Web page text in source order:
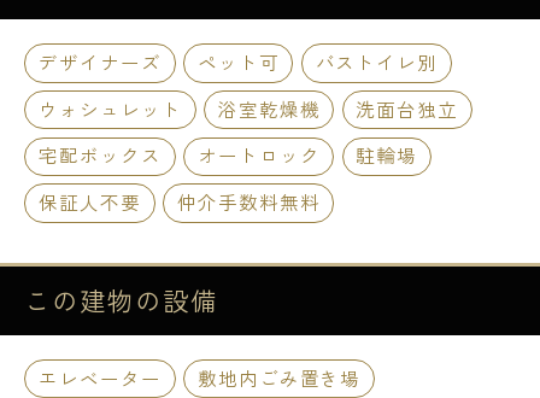
デザイナーズ ペット可
バストイレ別
ウォシュレット
浴室乾燥機
洗面台独立
宅配ボックス
オートロック
駐輪場
保証人不要
仲介手数料無料
この建物の設備
エレベーター
敷地内ごみ置き場